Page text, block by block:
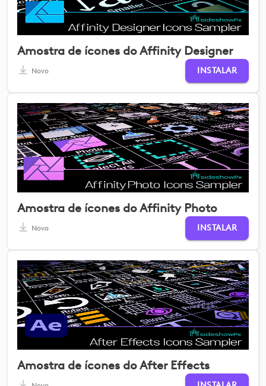
Amostra de ícones do Affinity Designer
Novo INSTALAR
Amostra de ícones do Affinity Photo
Novo INSTALAR
Amostra de ícones do After Effects